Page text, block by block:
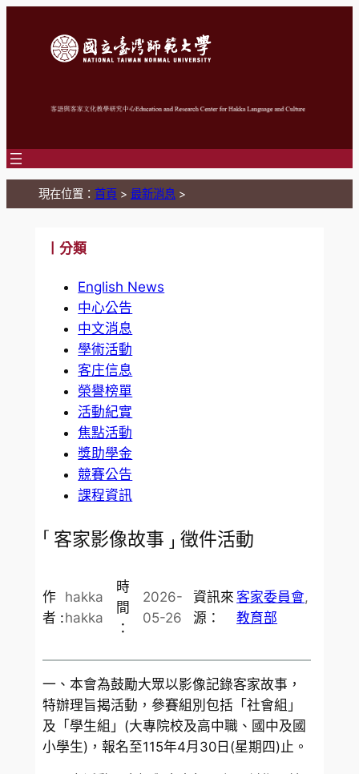
現在位置： 首頁 > 最新消息 >
丨分類
English News
中心公告
中文消息
學術活動
客庄信息
榮譽榜單
活動紀實
焦點活動
獎助學金
競賽公告
課程資訊
「 客家影像故事 」 徵件活動
作
者 :
hakka
hakka
時
間
：
2026-
05-26
資訊來
源：
客家委員會
教育部
一、本會為鼓勵大眾以影像記錄客家故事，
特辦理旨揭活動，參賽組別包括「社會組」
及「學生組」(大專院校及高中職、國中及國
小學生)，報名至115年4月30日(星期四)止。